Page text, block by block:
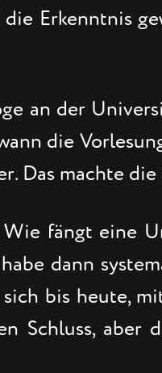
Erkenntnis
an der
die
Das machte
fängt eine
dann
bis heute,
Schluss,